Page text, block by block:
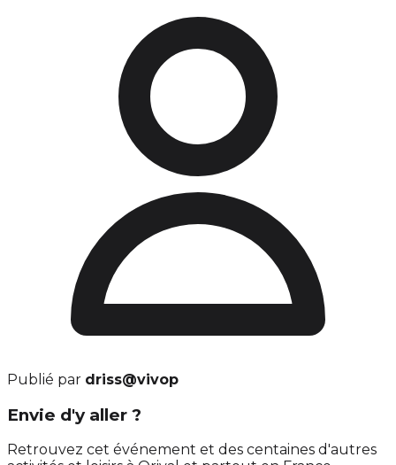
Publié par driss@vivop
Envie d'y aller ?
Retrouvez cet événement et des centaines d'autres